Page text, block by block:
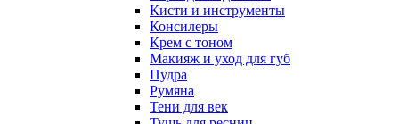
Кисти и инструменты
Консилеры
Крем с тоном
Макияж и уход для губ
Пудра
Румяна
Тени для век